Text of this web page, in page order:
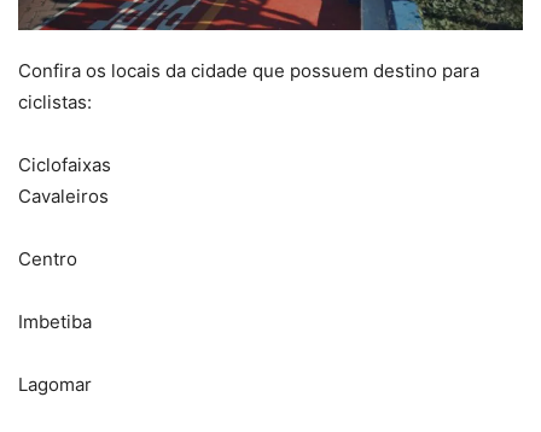
Confira os locais da cidade que possuem destino para
ciclistas:
Ciclofaixas
Cavaleiros
Centro
Imbetiba
Lagomar